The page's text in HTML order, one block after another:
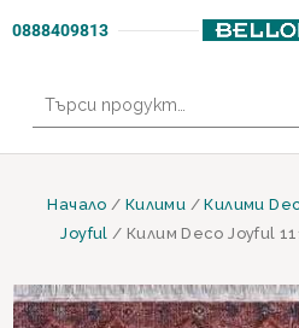
0888409813
за:
Начало / Килими /Килими
Joyful / Килим Deco Joyful